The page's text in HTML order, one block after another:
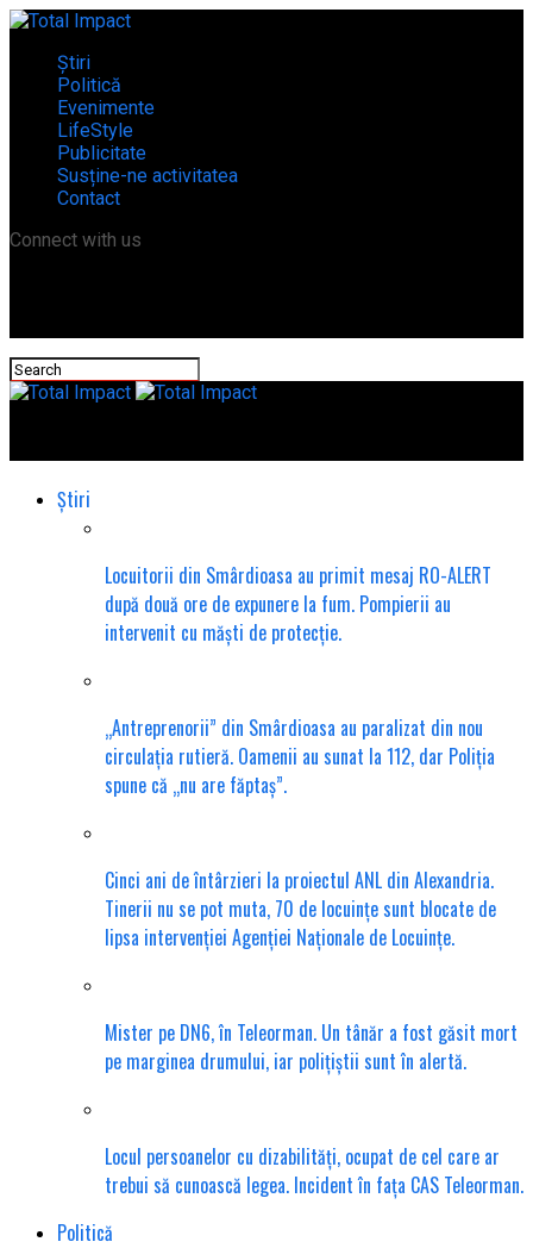
Știri
Politică
Evenimente
LifeStyle
Publicitate
Susține-ne activitatea
Contact
Connect with us
Știri
Locuitorii din Smârdioasa au primit mesaj RO-ALERT
după două ore de expunere la fum. Pompierii au
intervenit cu măști de protecție.
„Antreprenorii” din Smârdioasa au paralizat din nou
circulația rutieră. Oamenii au sunat la 112, dar Poliția
spune că „nu are făptaș”.
Cinci ani de întârzieri la proiectul ANL din Alexandria.
Tinerii nu se pot muta, 70 de locuințe sunt blocate de
lipsa intervenției Agenției Naționale de Locuințe.
Mister pe DN6, în Teleorman. Un tânăr a fost găsit mort
pe marginea drumului, iar polițiștii sunt în alertă.
Locul persoanelor cu dizabilități, ocupat de cel care ar
trebui să cunoască legea. Incident în fața CAS Teleorman.
Politică